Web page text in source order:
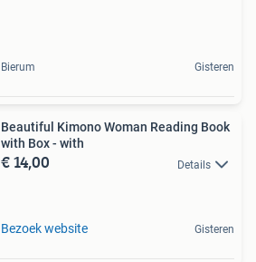
Bierum Gisteren
Beautiful Kimono Woman Reading Book
with Box - with
€ 14,00 Details
Bezoek website Gisteren